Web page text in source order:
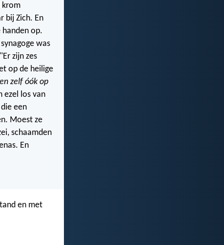
krom
bij Zich. En
handen op.
was
zijn zes
op de heilige
zelf óók op
ezel los van
een
Moest ze
schaamden
En
en met